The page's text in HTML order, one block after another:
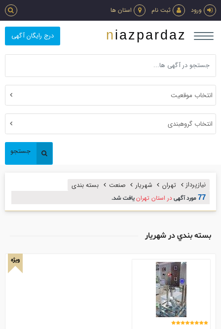
ورود ثبت نام استان ها
درج رایگان آگهی niazpardaz
انتخاب موقعیت
انتخاب گروهبندی
جستجو
نیازپرداز تهران شهریار صنعت بسته بندي
77 مورد آگهیدر استان تهرانیافت شد.
بسته بندي در شهریار
ویژه